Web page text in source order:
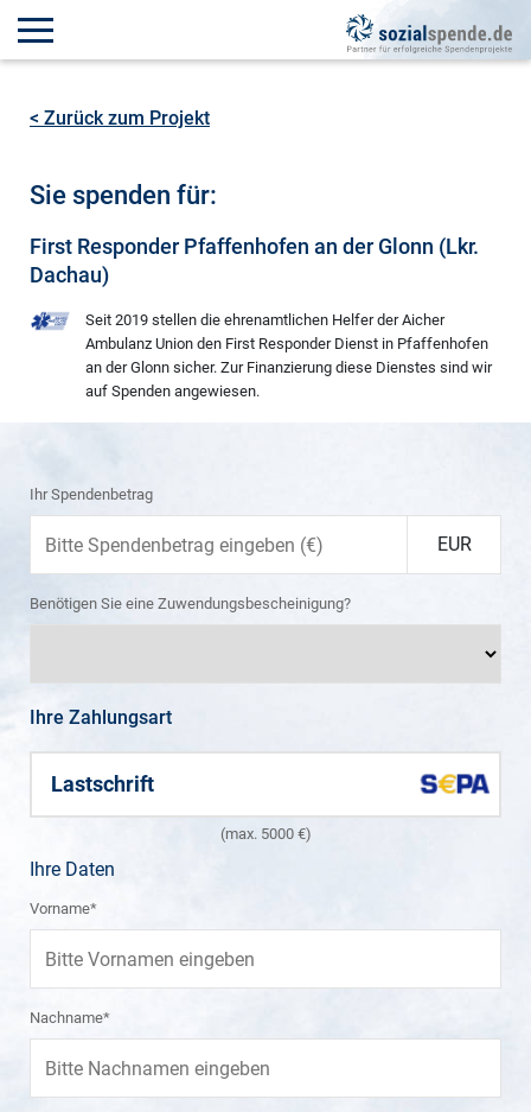
< Zurück zum Projekt
Sie spenden für:
First Responder Pfaffenhofen an der Glonn (Lkr.
Dachau)
Seit 2019 stellen die ehrenamtlichen Helfer der Aicher
Ambulanz Union den First Responder Dienst in Pfaffenhofen
an der Glonn sicher. Zur Finanzierung diese Dienstes sind wir
auf Spenden angewiesen.
Ihr Spendenbetrag
EUR
Benötigen Sie eine Zuwendungsbescheinigung?
Ihre Zahlungsart
Lastschrift
(max. 5000 €)
Ihre Daten
Vorname*
Nachname*